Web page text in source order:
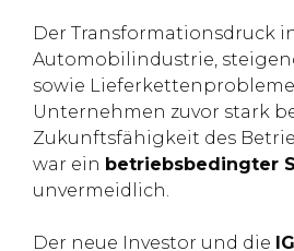
Der Transformationsdruck
Automobilindustrie,
sowie
Unternehmen zuvor stark
Zukunftsfähigkeit des
war ein betriebsbedingter
unvermeidlich.
Der neue Investor und die